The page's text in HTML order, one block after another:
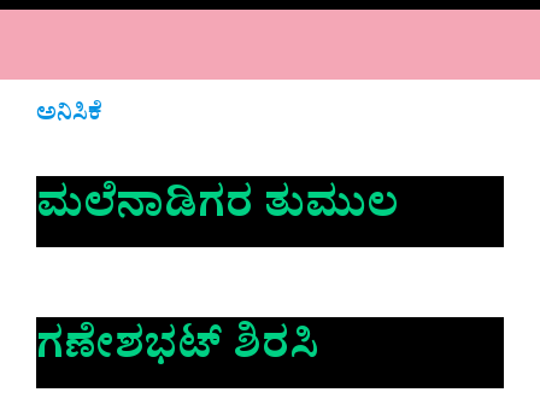
ಅನಿಸಿಕೆ
ಮಲೆನಾಡಿಗರ ತುಮುಲ
ಗಣೇಶಭಟ್ ಶಿರಸಿ